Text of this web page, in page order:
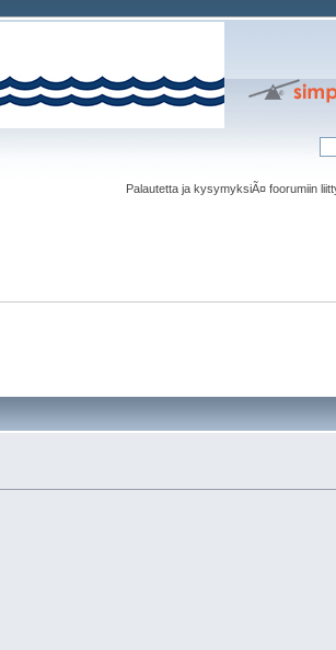
Palautetta ja kysymyksiÃ¤ foorumiin